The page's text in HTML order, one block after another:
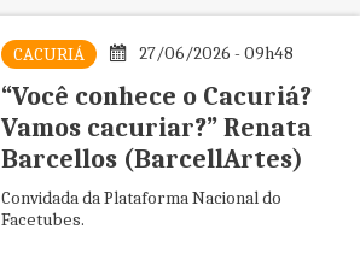
CACURIÁ 27/06/2026 - 09h48
“Você conhece o Cacuriá?
Vamos cacuriar?” Renata
Barcellos (BarcellArtes)
Convidada da Plataforma Nacional do
Facetubes.